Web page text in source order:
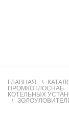
ГЛАВНАЯ
ПРОМКОТЛОСНАБ
КОТЕЛЬНЫХ